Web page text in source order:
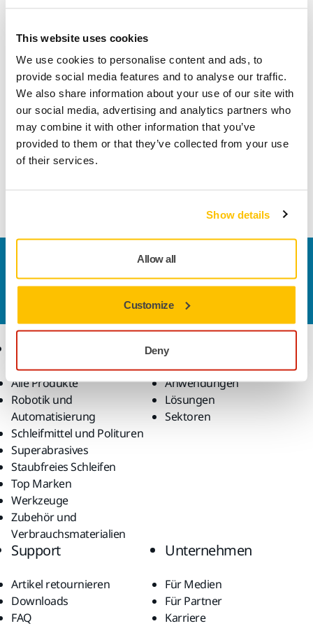
This website uses cookies
We use cookies to personalise content and ads, to
provide social media features and to analyse our traffic.
We also share information about your use of our site with
our social media, advertising and analytics partners who
may combine it with other information that you’ve
provided to them or that they’ve collected from your use
of their services.
Show details
Allow all
Customize
Deny
Bequeme kabellose Mobilität
Leichtes und ergonomisches Design
Vibrationsarmes Schleifen verhindert Ermüdung des
Anwenders
Kompatibilität mit dem kompletten Mirka
Komplettlösung
Kontaktieren Sie uns
Sie wollen mehr über Mirka und die Produkte
Kontaktieren Sie uns.
Alle Produkte
Robotik und
Automatisierung
Schleifmittel und Polituren
Superabrasives
Staubfreies Schleifen
Top Marken
Werkzeuge
Zubehör und
Verbrauchsmaterialien
Know-how
Anwendungen
Lösungen
Sektoren
Support
Artikel retournieren
Downloads
FAQ
Unternehmen
Für Medien
Für Partner
Karriere